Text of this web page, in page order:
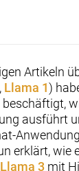
Artikeln
, Llama 1)
ausführt
erklärt, wie
Llama 3 mit